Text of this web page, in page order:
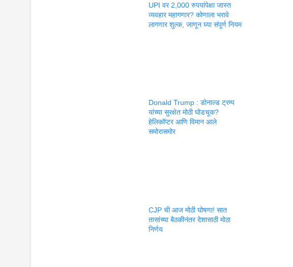
UPI वर 2,000 रुपयांपेक्षा जास्त
व्यवहार महागणार? कोणाला भरावे
लागणार शुल्क, जाणून घ्या संपूर्ण नियम
Donald Trump : डोनाल्ड ट्रम्प
यांच्या सुरक्षेत मोठी घोडचूक?
हेलिकॉप्टर आणि विमान आले
समोरासमोर
CJP ची आज मोठी घोषणा! सात
तासांच्या बैठकीनंतर देशासाठी मोठा
निर्णय